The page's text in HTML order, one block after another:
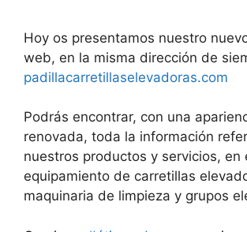
Hoy os presentamos nuestro
web, en la misma dirección de
padillacarretillaselevadoras.com
Podrás encontrar, con una
renovada, toda la información
nuestros productos y servicios, en
equipamiento de carretillas
maquinaria de limpieza y grupos